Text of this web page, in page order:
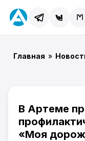
Главная »
В Артеме
«Моя